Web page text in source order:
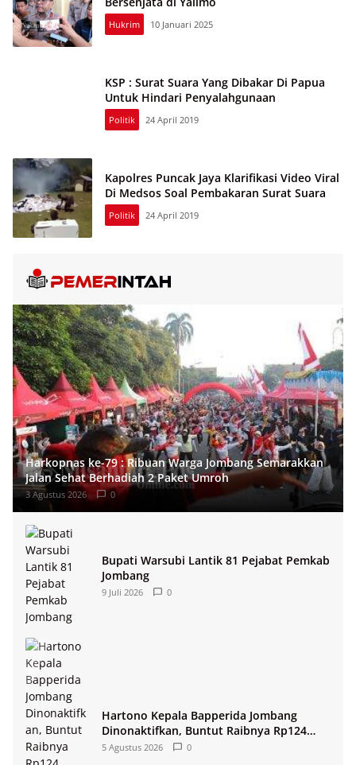
Hukrim 10 Januari 2025
KSP : Surat Suara Yang Dibakar Di Papua
Untuk Hindari Penyalahgunaan
Politik 24 April 2019
Kapolres Puncak Jaya Klarifikasi Video Viral
Di Medsos Soal Pembakaran Surat Suara
Politik 24 April 2019
Harkopnas ke-79 : Ribuan Warga Jombang Semarakkan
Jalan Sehat Berhadiah 2 Paket Umroh
3 Agustus 2026 0
Bupati Warsubi Lantik 81 Pejabat Pemkab
Jombang
9 Juli 2026 0
Hartono Kepala Bapperida Jombang
Dinonaktifkan, Buntut Raibnya Rp124
Miliar Kas KPRI Sejahtera
5 Agustus 2026 0